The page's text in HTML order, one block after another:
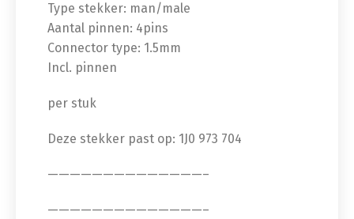
Type stekker: man/male
Aantal pinnen: 4pins
Connector type: 1.5mm
Incl. pinnen
per stuk
Deze stekker past op: 1J0 973 704
——————————————–
——————————————–